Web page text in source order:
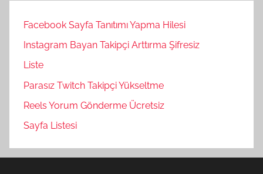
Facebook Sayfa Tanıtımı Yapma Hilesi
Instagram Bayan Takipçi Arttırma Şifresiz
Liste
Parasız Twitch Takipçi Yükseltme
Reels Yorum Gönderme Ücretsiz
Sayfa Listesi